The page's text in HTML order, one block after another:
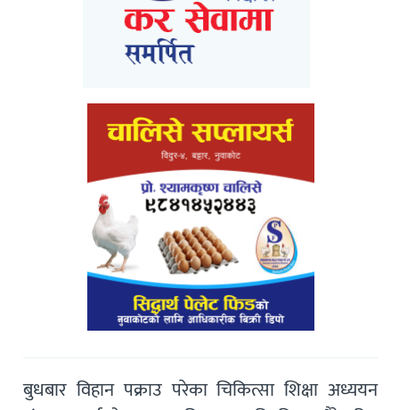
बुधबार विहान पक्राउ परेका चिकित्सा शिक्षा अध्ययन